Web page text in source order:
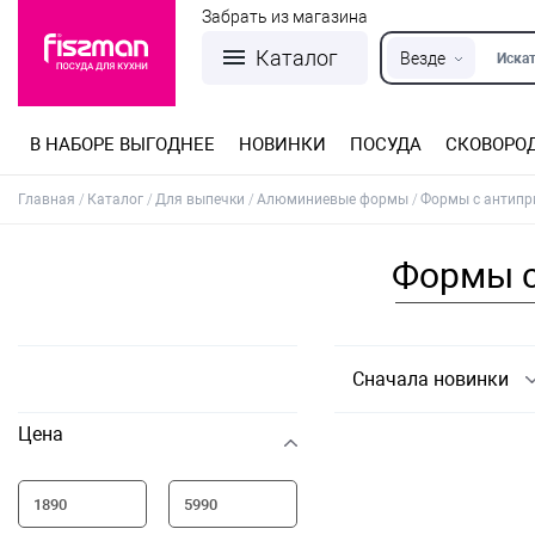
Каталог Везде
Забрать из магазина
В НАБОРЕ ВЫГОДНЕЕ НОВИНКИ ПОСУДА
Главная Каталог Для выпечки Алюминиевые формы Формы с
Формы
Цена
Сначала новинки